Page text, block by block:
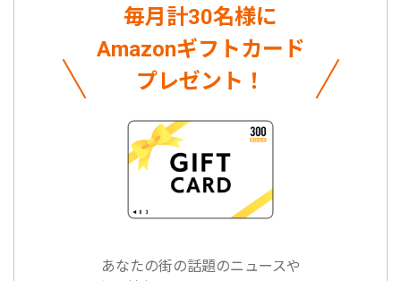
毎月計30名様に
Amazonギフトカード
プレゼント！
あなたの街の話題のニュースや